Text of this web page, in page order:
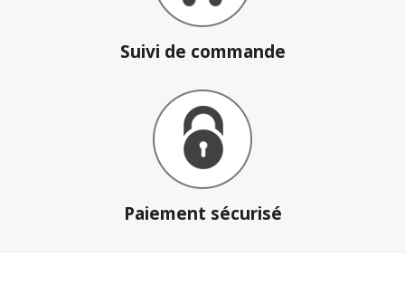
Suivi de commande
Paiement sécurisé